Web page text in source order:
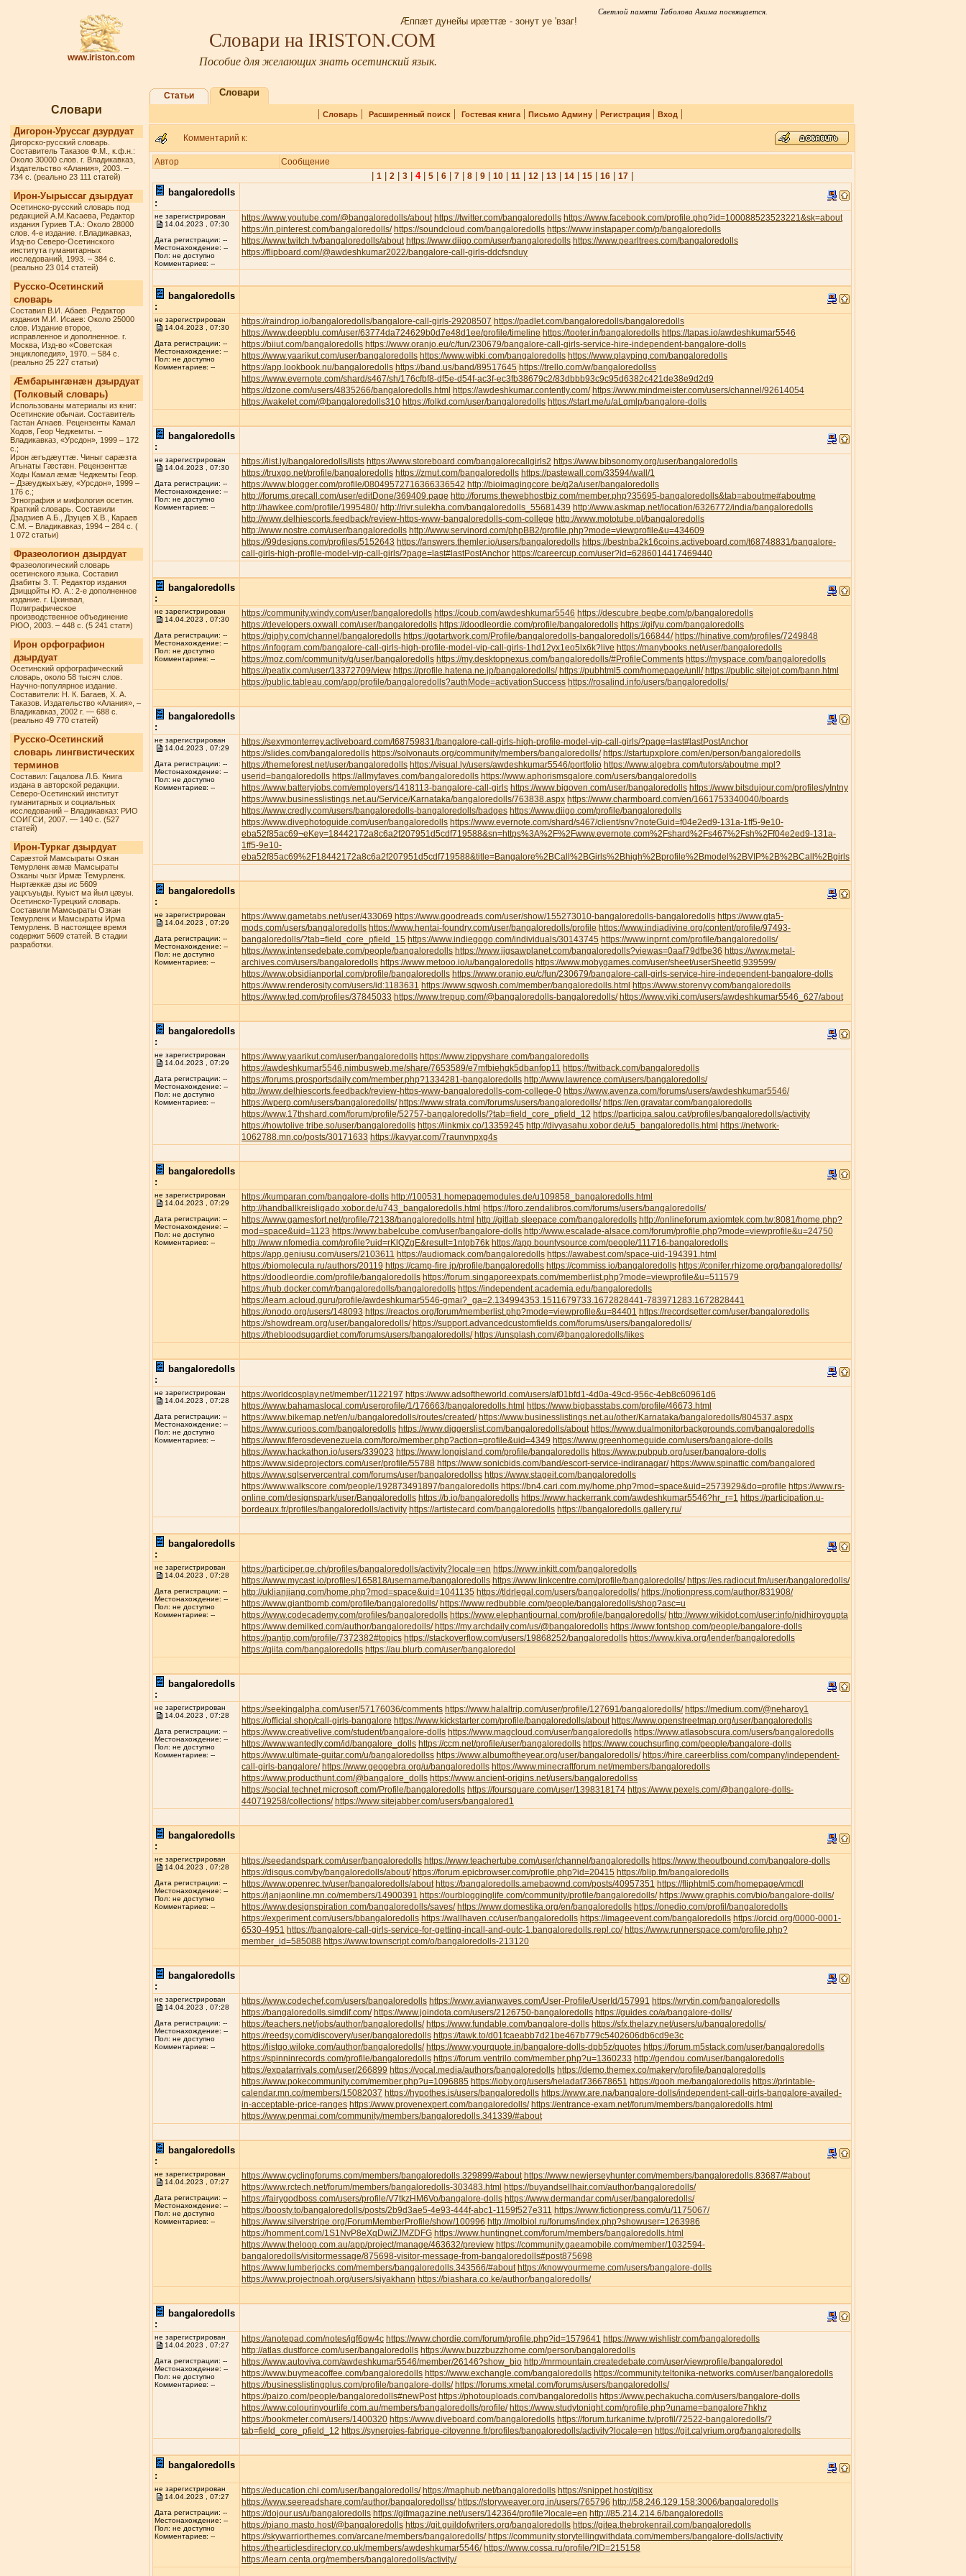
www.iriston.com
Светлой памяти Таболова Акима посвящается.
Æппæт дунейы ирæттæ - зонут уе 'взаг!
Словари на IRISTON.COM
Пособие для желающих знать осетинский язык.
Словари
Дигорон-Уруссаг дзурдуат
Дигорско-русский словарь.
Составитель Таказов Ф.М., к.ф.н.:
Около 30000 слов. г. Владикавказ,
Издательство «Алания», 2003. –
734 с. (реально 23 111 статей)
Ирон-Уырыссаг дзырдуат
Осетинско-русский словарь под
редакцией А.М.Касаева, Редактор
издания Гуриев Т.А.: Около 28000
слов. 4-е издание. г.Владикавказ,
Изд-во Северо-Осетинского
института гуманитарных
исследований, 1993. – 384 с.
(реально 23 014 статей)
Русско-Осетинский
словарь
Составил В.И. Абаев. Редактор
издания М.И. Исаев: Около 25000
слов. Издание второе,
исправленное и дополненное. г.
Москва, Изд-во «Советская
энциклопедия», 1970. – 584 с.
(реально 25 227 статьи)
Æмбарынгæнæн дзырдуат
(Толковый словарь)
Использованы материалы из книг:
Осетинские обычаи. Составитель
Гастан Агнаев. Рецензенты Камал
Ходов, Геор Чеджемты. –
Владикавказ, «Урсдон», 1999 – 172
с.;
Ирон æгъдæуттæ. Чиныг сарæзта
Агънаты Гæстæн. Рецензенттæ
Ходы Камал æмæ Чеджемты Геор.
– Дзæуджыхъæу, «Урсдон», 1999 –
176 с.;
Этнография и мифология осетин.
Краткий словарь. Составили
Дзадзиев А.Б., Дзуцев Х.В., Караев
С.М. – Владикавказ, 1994 – 284 с. (
1 072 статьи)
Фразеологион дзырдуат
Фразеологический словарь
осетинского языка. Составил
Дзабиты З. Т. Редактор издания
Дзиццойты Ю. А.: 2-е дополненное
издание. г. Цхинвал,
Полиграфическое
производственное объединение
РЮО, 2003. – 448 с. (5 241 статя)
Ирон орфографион
дзырдуат
Осетинский орфографический
словарь, около 58 тысяч слов.
Научно-популярное издание.
Составители: Н. К. Багаев, Х. А.
Таказов. Издательство «Алания», –
Владикавказ, 2002 г. — 688 с.
(реально 49 770 статей)
Русско-Осетинский
словарь лингвистических
терминов
Составил: Гацалова Л.Б. Книга
издана в авторской редакции.
Северо-Осетинский институт
гуманитарных и социальных
исследований – Владикавказ: РИО
СОИГСИ, 2007. — 140 с. (527
статей)
Ирон-Туркаг дзырдуат
Сарæзтой Мамсыраты Озкан
Темурленк æмæ Мамсыраты
Озканы чызг Ирмæ Темурленк.
Ныртæккæ дзы ис 5609
уацхъуыды. Куыст ма йыл цæуы.
Осетинско-Турецкий словарь.
Составили Мамсыраты Озкан
Темурленк и Мамсыраты Ирма
Темурленк. В настоящее время
содержит 5609 статей. В стадии
разработки.
Статьи Словари
| Словарь| Расширенный поиск| Гостевая книга| Письмо Админу| Регистрация| Вход |
Комментарий к:
Автор Сообщение
1| 2| 3| 4| 5| 6| 7| 8| 9| 10| 11| 12| 13| 14| 15| 16| 17|
bangaloredolls
:
не зарегистрирован
14.04.2023 , 07:30
Дата регистрации: --
Местонахождение: --
Пол: не доступно
Комментариев: --
https://www.youtube.com/@bangaloredolls/about https://twitter.com/bangaloredolls https://www.facebook.com/profile.php?id=100088523523221&sk=about
https://in.pinterest.com/bangaloredolls/ https://soundcloud.com/bangaloredolls https://www.instapaper.com/p/bangaloredolls
https://www.twitch.tv/bangaloredolls/about https://www.diigo.com/user/bangaloredolls https://www.pearltrees.com/bangaloredolls
https://flipboard.com/@awdeshkumar2022/bangalore-call-girls-ddcfsnduy
bangaloredolls
:
не зарегистрирован
14.04.2023 , 07:30
Дата регистрации: --
Местонахождение: --
Пол: не доступно
Комментариев: --
https://raindrop.io/bangaloredolls/bangalore-call-girls-29208507 https://padlet.com/bangaloredolls/bangaloredolls
https://www.deepblu.com/user/63774da724629b0d7e48d1ee/profile/timeline https://tooter.in/bangaloredolls https://tapas.io/awdeshkumar5546
https://biiut.com/bangaloredolls https://www.oranjo.eu/c/fun/230679/bangalore-call-girls-service-hire-independent-bangalore-dolls
https://www.yaarikut.com/user/bangaloredolls https://www.wibki.com/bangaloredolls https://www.playping.com/bangaloredolls
https://app.lookbook.nu/bangaloredolls https://band.us/band/89517645 https://trello.com/w/bangaloredollss
https://www.evernote.com/shard/s467/sh/176cfbf8-df5e-d54f-ac3f-ec3fb38679c2/83dbbb93c9c95d6382c421de38e9d2d9
https://dzone.com/users/4835266/bangaloredolls.html https://awdeshkumar.contently.com/ https://www.mindmeister.com/users/channel/92614054
https://wakelet.com/@bangaloredolls310 https://folkd.com/user/bangaloredolls https://start.me/u/aLqmlp/bangalore-dolls
bangaloredolls
:
не зарегистрирован
14.04.2023 , 07:30
Дата регистрации: --
Местонахождение: --
Пол: не доступно
Комментариев: --
https://list.ly/bangaloredolls/lists https://www.storeboard.com/bangalorecallgirls2 https://www.bibsonomy.org/user/bangaloredolls
https://truxgo.net/profile/bangaloredolls https://zmut.com/bangaloredolls https://pastewall.com/33594/wall/1
https://www.blogger.com/profile/08049572716366336542 http://bioimagingcore.be/q2a/user/bangaloredolls
http://forums.qrecall.com/user/editDone/369409.page http://forums.thewebhostbiz.com/member.php?35695-bangaloredolls&tab=aboutme#aboutme
http://hawkee.com/profile/1995480/ http://rivr.sulekha.com/bangaloredolls_55681439 http://www.askmap.net/location/6326772/india/bangaloredolls
http://www.delhiescorts.feedback/review-https-www-bangaloredolls-com-college http://www.mototube.pl/bangaloredolls
http://www.nostre.com/user/bangaloredolls http://www.servinord.com/phpBB2/profile.php?mode=viewprofile&u=434609
https://99designs.com/profiles/5152643 https://answers.themler.io/users/bangaloredolls https://bestnba2k16coins.activeboard.com/t68748831/bangalore-
call-girls-high-profile-model-vip-call-girls/?page=last#lastPostAnchor https://careercup.com/user?id=6286014417469440
bangaloredolls
:
не зарегистрирован
14.04.2023 , 07:30
Дата регистрации: --
Местонахождение: --
Пол: не доступно
Комментариев: --
https://community.windy.com/user/bangaloredolls https://coub.com/awdeshkumar5546 https://descubre.beqbe.com/p/bangaloredolls
https://developers.oxwall.com/user/bangaloredolls https://doodleordie.com/profile/bangaloredolls https://gifyu.com/bangaloredolls
https://giphy.com/channel/bangaloredolls https://gotartwork.com/Profile/bangaloredolls-bangaloredolls/166844/ https://hinative.com/profiles/7249848
https://infogram.com/bangalore-call-girls-high-profile-model-vip-call-girls-1hd12yx1eo5lx6k?live https://manybooks.net/user/bangaloredolls
https://moz.com/community/q/user/bangaloredolls https://my.desktopnexus.com/bangaloredolls/#ProfileComments https://myspace.com/bangaloredolls
https://peatix.com/user/13372709/view https://profile.hatena.ne.jp/bangaloredolls/ https://pubhtml5.com/homepage/unll/ https://public.sitejot.com/bann.html
https://public.tableau.com/app/profile/bangaloredolls?authMode=activationSuccess https://rosalind.info/users/bangaloredolls/
bangaloredolls
:
не зарегистрирован
14.04.2023 , 07:29
Дата регистрации: --
Местонахождение: --
Пол: не доступно
Комментариев: --
https://sexymonterrey.activeboard.com/t68759831/bangalore-call-girls-high-profile-model-vip-call-girls/?page=last#lastPostAnchor
https://slides.com/bangaloredolls https://solvonauts.org/community/members/bangaloredolls/ https://startupxplore.com/en/person/bangaloredolls
https://themeforest.net/user/bangaloredolls https://visual.ly/users/awdeshkumar5546/portfolio https://www.algebra.com/tutors/aboutme.mpl?
userid=bangaloredolls https://allmyfaves.com/bangaloredolls https://www.aphorismsgalore.com/users/bangaloredolls
https://www.batteryjobs.com/employers/1418113-bangalore-call-girls https://www.bigoven.com/user/bangaloredolls https://www.bitsdujour.com/profiles/yIntny
https://www.businesslistings.net.au/Service/Karnataka/bangaloredolls/763838.aspx https://www.charmboard.com/en/1661753340040/boards
https://www.credly.com/users/bangaloredolls-bangaloredolls/badges https://www.diigo.com/profile/bangaloredolls
https://www.divephotoguide.com/user/bangaloredolls https://www.evernote.com/shard/s467/client/snv?noteGuid=f04e2ed9-131a-1ff5-9e10-
eba52f85ac69¬eKey=18442172a8c6a2f207951d5cdf719588&sn=https%3A%2F%2Fwww.evernote.com%2Fshard%2Fs467%2Fsh%2Ff04e2ed9-131a-
1ff5-9e10-
eba52f85ac69%2F18442172a8c6a2f207951d5cdf719588&title=Bangalore%2BCall%2BGirls%2Bhigh%2Bprofile%2Bmodel%2BVIP%2B%2BCall%2Bgirls
bangaloredolls
:
не зарегистрирован
14.04.2023 , 07:29
Дата регистрации: --
Местонахождение: --
Пол: не доступно
Комментариев: --
https://www.gametabs.net/user/433069 https://www.goodreads.com/user/show/155273010-bangaloredolls-bangaloredolls https://www.gta5-
mods.com/users/bangaloredolls https://www.hentai-foundry.com/user/bangaloredolls/profile https://www.indiadivine.org/content/profile/97493-
bangaloredolls/?tab=field_core_pfield_15 https://www.indiegogo.com/individuals/30143745 https://www.inprnt.com/profile/bangaloredolls/
https://www.intensedebate.com/people/bangaloredolls https://www.jigsawplanet.com/bangaloredolls?viewas=0aaf79dfbe36 https://www.metal-
archives.com/users/bangaloredolls https://www.metooo.io/u/bangaloredolls https://www.mobygames.com/user/sheet/userSheetId,939599/
https://www.obsidianportal.com/profile/bangaloredolls https://www.oranjo.eu/c/fun/230679/bangalore-call-girls-service-hire-independent-bangalore-dolls
https://www.renderosity.com/users/id:1183631 https://www.sqwosh.com/member/bangaloredolls.html https://www.storenvy.com/bangaloredolls
https://www.ted.com/profiles/37845033 https://www.trepup.com/@bangaloredolls-bangaloredolls/ https://www.viki.com/users/awdeshkumar5546_627/about
bangaloredolls
:
не зарегистрирован
14.04.2023 , 07:29
Дата регистрации: --
Местонахождение: --
Пол: не доступно
Комментариев: --
https://www.yaarikut.com/user/bangaloredolls https://www.zippyshare.com/bangaloredolls
https://awdeshkumar5546.nimbusweb.me/share/7653589/e7mfbiehgk5dbanfop11 https://twitback.com/bangaloredolls
https://forums.prosportsdaily.com/member.php?1334281-bangaloredolls http://www.lawrence.com/users/bangaloredolls/
http://www.delhiescorts.feedback/review-https-www-bangaloredolls-com-college-0 https://www.avenza.com/forums/users/awdeshkumar5546/
https://wperp.com/users/bangaloredolls/ https://www.strata.com/forums/users/bangaloredolls/ https://en.gravatar.com/bangaloredolls
https://www.17thshard.com/forum/profile/52757-bangaloredolls/?tab=field_core_pfield_12 https://participa.salou.cat/profiles/bangaloredolls/activity
https://howtolive.tribe.so/user/bangaloredolls https://linkmix.co/13359245 http://divyasahu.xobor.de/u5_bangaloredolls.html https://network-
1062788.mn.co/posts/30171633 https://kavyar.com/7raunvnpxg4s
bangaloredolls
:
не зарегистрирован
14.04.2023 , 07:29
Дата регистрации: --
Местонахождение: --
Пол: не доступно
Комментариев: --
https://kumparan.com/bangalore-dolls http://100531.homepagemodules.de/u109858_bangaloredolls.html
http://handballkreisligado.xobor.de/u743_bangaloredolls.html https://foro.zendalibros.com/forums/users/bangaloredolls/
https://www.gamesfort.net/profile/72138/bangaloredolls.html http://gitlab.sleepace.com/bangaloredolls http://onlineforum.axiomtek.com.tw:8081/home.php?
mod=space&uid=1123 https://www.babelcube.com/user/bangalore-dolls http://www.escalade-alsace.com/forum/profile.php?mode=viewprofile&u=24750
http://www.nfomedia.com/profile?uid=rKlQZgE&result=1ntgb76k https://app.bountysource.com/people/111716-bangaloredolls
https://app.geniusu.com/users/2103611 https://audiomack.com/bangaloredolls https://awabest.com/space-uid-194391.html
https://biomolecula.ru/authors/20119 https://camp-fire.jp/profile/bangaloredolls https://commiss.io/bangaloredolls https://conifer.rhizome.org/bangaloredolls/
https://doodleordie.com/profile/bangaloredolls https://forum.singaporeexpats.com/memberlist.php?mode=viewprofile&u=511579
https://hub.docker.com/r/bangaloredolls/bangaloredolls https://independent.academia.edu/bangaloredolls
https://learn.acloud.guru/profile/awdeshkumar5546-gmai?_ga=2.134994353.1511679733.1672828441-783971283.1672828441
https://onodo.org/users/148093 https://reactos.org/forum/memberlist.php?mode=viewprofile&u=84401 https://recordsetter.com/user/bangaloredolls
https://showdream.org/user/bangaloredolls/ https://support.advancedcustomfields.com/forums/users/bangaloredolls/
https://thebloodsugardiet.com/forums/users/bangaloredolls/ https://unsplash.com/@bangaloredolls/likes
bangaloredolls
:
не зарегистрирован
14.04.2023 , 07:28
Дата регистрации: --
Местонахождение: --
Пол: не доступно
Комментариев: --
https://worldcosplay.net/member/1122197 https://www.adsoftheworld.com/users/af01bfd1-4d0a-49cd-956c-4eb8c60961d6
https://www.bahamaslocal.com/userprofile/1/176663/bangaloredolls.html https://www.bigbasstabs.com/profile/46673.html
https://www.bikemap.net/en/u/bangaloredolls/routes/created/ https://www.businesslistings.net.au/other/Karnataka/bangaloredolls/804537.aspx
https://www.curioos.com/bangaloredolls https://www.diggerslist.com/bangaloredolls/about https://www.dualmonitorbackgrounds.com/bangaloredolls
https://www.fiferosdevenezuela.com/foro/member.php?action=profile&uid=4349 https://www.greenhomeguide.com/users/bangalore-dolls
https://www.hackathon.io/users/339023 https://www.longisland.com/profile/bangaloredolls https://www.pubpub.org/user/bangalore-dolls
https://www.sideprojectors.com/user/profile/55788 https://www.sonicbids.com/band/escort-service-indiranagar/ https://www.spinattic.com/bangalored
https://www.sqlservercentral.com/forums/user/bangaloredollss https://www.stageit.com/bangaloredolls
https://www.walkscore.com/people/192873491897/bangaloredolls https://bn4.cari.com.my/home.php?mod=space&uid=2573929&do=profile https://www.rs-
online.com/designspark/user/Bangaloredolls https://b.io/bangaloredolls https://www.hackerrank.com/awdeshkumar5546?hr_r=1 https://participation.u-
bordeaux.fr/profiles/bangaloredolls/activity https://artistecard.com/bangaloredolls https://bangaloredolls.gallery.ru/
bangaloredolls
:
не зарегистрирован
14.04.2023 , 07:28
Дата регистрации: --
Местонахождение: --
Пол: не доступно
Комментариев: --
https://participer.ge.ch/profiles/bangaloredolls/activity?locale=en https://www.inkitt.com/bangaloredolls
https://www.mycast.io/profiles/165818/username/bangaloredolls https://www.linkcentre.com/profile/bangaloredolls/ https://es.radiocut.fm/user/bangaloredolls/
http://uklianjiang.com/home.php?mod=space&uid=1041135 https://tldrlegal.com/users/bangaloredolls/ https://notionpress.com/author/831908/
https://www.giantbomb.com/profile/bangaloredolls/ https://www.redbubble.com/people/bangaloredolls/shop?asc=u
https://www.codecademy.com/profiles/bangaloredolls https://www.elephantjournal.com/profile/bangaloredolls/ http://www.wikidot.com/user:info/nidhiroygupta
https://www.demilked.com/author/bangaloredolls/ https://my.archdaily.com/us/@bangaloredolls https://www.fontshop.com/people/bangalore-dolls
https://pantip.com/profile/7372382#topics https://stackoverflow.com/users/19868252/bangaloredolls https://www.kiva.org/lender/bangaloredolls
https://qiita.com/bangaloredolls https://au.blurb.com/user/bangaloredol
bangaloredolls
:
не зарегистрирован
14.04.2023 , 07:28
Дата регистрации: --
Местонахождение: --
Пол: не доступно
Комментариев: --
https://seekingalpha.com/user/57176036/comments https://www.halaltrip.com/user/profile/127691/bangaloredolls/ https://medium.com/@neharoy1
https://official.shop/call-girls-bangalore https://www.kickstarter.com/profile/bangaloredolls/about https://www.openstreetmap.org/user/bangaloredolls
https://www.creativelive.com/student/bangalore-dolls https://www.magcloud.com/user/bangaloredolls https://www.atlasobscura.com/users/bangaloredolls
https://www.wantedly.com/id/bangalore_dolls https://ccm.net/profile/user/bangaloredolls https://www.couchsurfing.com/people/bangalore-dolls
https://www.ultimate-guitar.com/u/bangaloredollss https://www.albumoftheyear.org/user/bangaloredolls/ https://hire.careerbliss.com/company/independent-
call-girls-bangalore/ https://www.geogebra.org/u/bangaloredolls https://www.minecraftforum.net/members/bangaloredolls
https://www.producthunt.com/@bangalore_dolls https://www.ancient-origins.net/users/bangaloredollss
https://social.technet.microsoft.com/Profile/bangaloredolls https://foursquare.com/user/1398318174 https://www.pexels.com/@bangalore-dolls-
440719258/collections/ https://www.sitejabber.com/users/bangalored1
bangaloredolls
:
не зарегистрирован
14.04.2023 , 07:28
Дата регистрации: --
Местонахождение: --
Пол: не доступно
Комментариев: --
https://seedandspark.com/user/bangaloredolls https://www.teachertube.com/user/channel/bangaloredolls https://www.theoutbound.com/bangalore-dolls
https://disqus.com/by/bangaloredolls/about/ https://forum.epicbrowser.com/profile.php?id=20415 https://blip.fm/bangaloredolls
https://www.openrec.tv/user/bangaloredolls/about https://bangaloredolls.amebaownd.com/posts/40957351 https://fliphtml5.com/homepage/vmcdl
https://janjaonline.mn.co/members/14900391 https://ourblogginglife.com/community/profile/bangaloredolls/ https://www.graphis.com/bio/bangalore-dolls/
https://www.designspiration.com/bangaloredolls/saves/ https://www.domestika.org/en/bangaloredolls https://onedio.com/profil/bangaloredolls
https://experiment.com/users/bbangaloredolls https://wallhaven.cc/user/bangaloredolls https://imageevent.com/bangaloredolls https://orcid.org/0000-0001-
6530-4951 https://bangalore-call-girls-service-for-getting-incall-and-outc-1.bangaloredolls.repl.co/ https://www.runnerspace.com/profile.php?
member_id=585088 https://www.townscript.com/o/bangaloredolls-213120
bangaloredolls
:
не зарегистрирован
14.04.2023 , 07:28
Дата регистрации: --
Местонахождение: --
Пол: не доступно
Комментариев: --
https://www.codechef.com/users/bangaloredolls https://www.avianwaves.com/User-Profile/UserId/157991 https://wrytin.com/bangaloredolls
https://bangaloredolls.simdif.com/ https://www.joindota.com/users/2126750-bangaloredolls https://guides.co/a/bangalore-dolls/
https://teachers.net/jobs/author/bangaloredolls/ https://www.fundable.com/bangalore-dolls https://sfx.thelazy.net/users/u/bangaloredolls/
https://reedsy.com/discovery/user/bangaloredolls https://tawk.to/d01fcaeabb7d21be467b779c5402606db6cd9e3c
https://listgo.wiloke.com/author/bangaloredolls/ https://www.yourquote.in/bangalore-dolls-dpb5z/quotes https://forum.m5stack.com/user/bangaloredolls
https://spinninrecords.com/profile/bangaloredolls https://forum.ventrilo.com/member.php?u=1360233 http://gendou.com/user/bangaloredolls
https://expatarrivals.com/user/266899 https://vocal.media/authors/bangaloredolls https://demo.themex.co/makery/profile/bangaloredolls
https://www.pokecommunity.com/member.php?u=1096885 https://ioby.org/users/heladat736678651 https://qooh.me/bangaloredolls https://printable-
calendar.mn.co/members/15082037 https://hypothes.is/users/bangaloredolls https://www.are.na/bangalore-dolls/independent-call-girls-bangalore-availed-
in-acceptable-price-ranges https://www.provenexpert.com/bangaloredolls/ https://entrance-exam.net/forum/members/bangaloredolls.html
https://www.penmai.com/community/members/bangaloredolls.341339/#about
bangaloredolls
:
не зарегистрирован
14.04.2023 , 07:27
Дата регистрации: --
Местонахождение: --
Пол: не доступно
Комментариев: --
https://www.cyclingforums.com/members/bangaloredolls.329899/#about https://www.newjerseyhunter.com/members/bangaloredolls.83687/#about
https://www.rctech.net/forum/members/bangaloredolls-303483.html https://buyandsellhair.com/author/bangaloredolls/
https://fairygodboss.com/users/profile/V7tkzHM6Vo/bangalore-dolls https://www.dermandar.com/user/bangaloredolls/
https://boosty.to/bangaloredolls/posts/2b9d3ae5-4e93-444f-abc1-1159f527e311 https://www.fictionpress.com/u/1175067/
https://www.silverstripe.org/ForumMemberProfile/show/100996 http://molbiol.ru/forums/index.php?showuser=1263986
https://homment.com/1S1NvP8eXqDwiZJMZDFG https://www.huntingnet.com/forum/members/bangaloredolls.html
https://www.theloop.com.au/app/project/manage/463632/preview https://community.gaeamobile.com/member/1032594-
bangaloredolls/visitormessage/875698-visitor-message-from-bangaloredolls#post875698
https://www.lumberjocks.com/members/bangaloredolls.343566/#about https://knowyourmeme.com/users/bangalore-dolls
https://www.projectnoah.org/users/siyakhann https://biashara.co.ke/author/bangaloredolls/
bangaloredolls
:
не зарегистрирован
14.04.2023 , 07:27
Дата регистрации: --
Местонахождение: --
Пол: не доступно
Комментариев: --
https://anotepad.com/notes/jqf6qw4c https://www.chordie.com/forum/profile.php?id=1579641 https://www.wishlistr.com/bangaloredolls
http://atlas.dustforce.com/user/bangaloredolls https://www.buzzbuzzhome.com/person/bangaloredolls
https://www.autoviva.com/awdeshkumar5546/member/26146?show_bio http://mrmountain.createdebate.com/user/viewprofile/bangaloredol
https://www.buymeacoffee.com/bangaloredolls https://www.exchangle.com/bangaloredolls https://community.teltonika-networks.com/user/bangaloredolls
https://businesslistingplus.com/profile/bangalore-dolls/ https://forums.xmetal.com/forums/users/bangaloredolls/
https://paizo.com/people/bangaloredolls#newPost https://photouploads.com/bangaloredolls https://www.pechakucha.com/users/bangalore-dolls
https://www.colourinyourlife.com.au/members/bangaloredolls/profile/ https://www.studytonight.com/profile.php?uname=bangalore7hkhz
https://bookmeter.com/users/1400320 https://www.diveboard.com/bangaloredolls https://forum.turkanime.tv/profil/72522-bangaloredolls/?
tab=field_core_pfield_12 https://synergies-fabrique-citoyenne.fr/profiles/bangaloredolls/activity?locale=en https://git.calyrium.org/bangaloredolls
bangaloredolls
:
не зарегистрирован
14.04.2023 , 07:27
Дата регистрации: --
Местонахождение: --
Пол: не доступно
Комментариев: --
https://education.chi.com/user/bangaloredolls/ https://maphub.net/bangaloredolls https://snippet.host/qitisx
https://www.seereadshare.com/author/bangaloredollss/ https://storyweaver.org.in/users/765796 http://58.246.129.158:3006/bangaloredolls
https://dojour.us/u/bangaloredolls https://gifmagazine.net/users/142364/profile?locale=en http://85.214.214.6/bangaloredolls
https://piano.masto.host/@bangaloredolls https://git.guildofwriters.org/bangaloredolls https://gitea.thebrokenrail.com/bangaloredolls
https://skywarriorthemes.com/arcane/members/bangaloredolls/ https://community.storytellingwithdata.com/members/bangalore-dolls/activity
https://thearticlesdirectory.co.uk/members/awdeshkumar5546/ https://www.cossa.ru/profile/?ID=215158
https://learn.centa.org/members/bangaloredolls/activity/